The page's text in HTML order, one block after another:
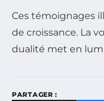
Ces témoignages
de croissance. La
dualité met en
PARTAGER :